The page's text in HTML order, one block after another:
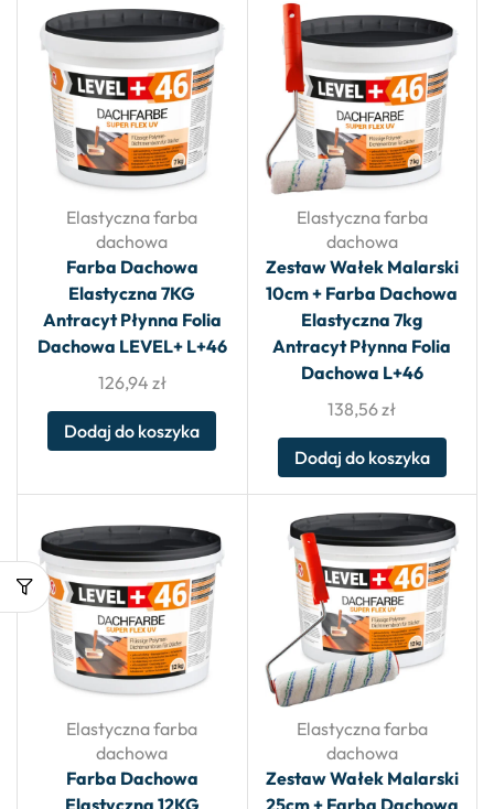
Elastyczna farba
dachowa
Farba Dachowa
Elastyczna 7KG
Antracyt Płynna Folia
Dachowa LEVEL+ L+46
126,94 zł
Dodaj do koszyka
Elastyczna farba
dachowa
Zestaw Wałek Malarski
10cm + Farba Dachowa
Elastyczna 7kg
Antracyt Płynna Folia
Dachowa L+46
138,56zł
Dodaj do koszyka
Elastyczna farba
dachowa
Farba Dachowa
Elastyczna 12KG
Elastyczna farba
dachowa
Zestaw Wałek Malarski
25cm + Farba Dachowa